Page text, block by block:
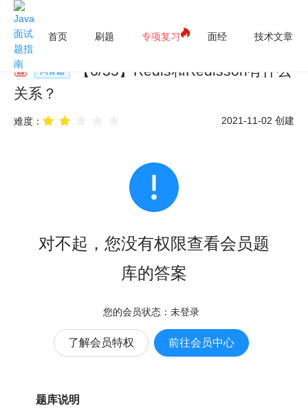
首页 刷题 专项复习 面经 技术文章
问答题 【 6/35 】 Redis和Redisson有什么
关系？
难度： 2021-11-02 创建
对不起，您没有权限查看会员题
库的答案
您的会员状态： 未登录
了解会员特权 前往会员中心
题库说明